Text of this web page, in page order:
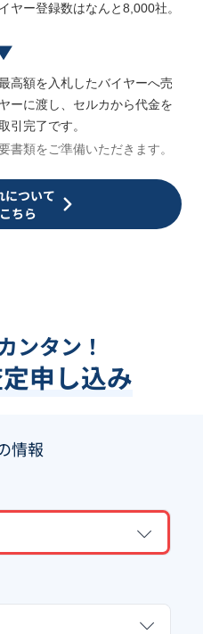
ヤー登録数はなんと8,000社。
高額を入札したバイヤーへ売
ーに渡し、セルカから代金を
引完了です。
書類をご準備いただきます。
について
ちら
ンタン！
定申し込み
情報